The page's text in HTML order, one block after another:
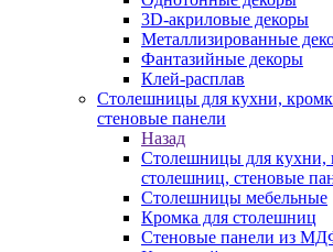
3D-акриловые декоры
Металлизированные
Фантазийные декоры
Клей-расплав
Столешницы для кухни,
стеновые панели
Назад
Столешницы для кухни,
столешниц, стеновые
Столешницы мебельные
Кромка для столешниц
Стеновые панели из